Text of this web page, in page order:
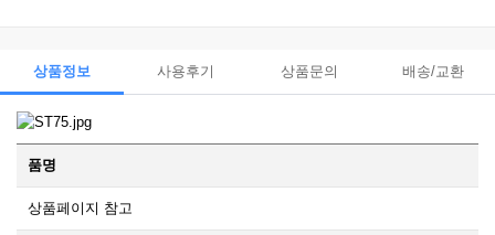
상품정보 사용후기 상품문의 배송/교환
품명
상품페이지 참고